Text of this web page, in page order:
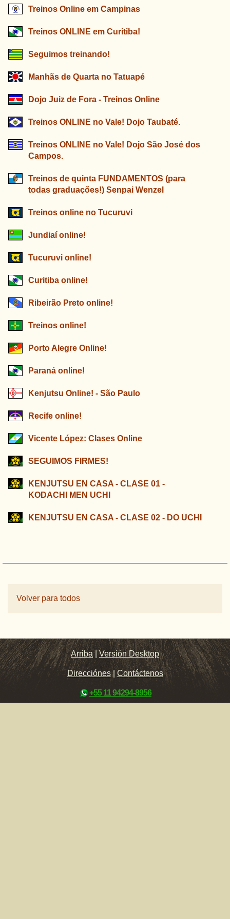
Treinos Online em Campinas
Treinos ONLINE em Curitiba!
Seguimos treinando!
Manhãs de Quarta no Tatuapé
Dojo Juiz de Fora - Treinos Online
Treinos ONLINE no Vale! Dojo Taubaté.
Treinos ONLINE no Vale! Dojo São José dos
Campos.
Treinos de quinta FUNDAMENTOS (para
todas graduações!) Senpai Wenzel
Treinos online no Tucuruvi
Jundiaí online!
Tucuruvi online!
Curitiba online!
Ribeirão Preto online!
Treinos online!
Porto Alegre Online!
Paraná online!
Kenjutsu Online! - São Paulo
Recife online!
Vicente López: Clases Online
SEGUIMOS FIRMES!
KENJUTSU EN CASA - CLASE 01 -
KODACHI MEN UCHI
KENJUTSU EN CASA - CLASE 02 - DO UCHI
Volver para todos
Arriba |Versión Desktop
Direcciónes| Contáctenos
+55 11 94294-8956